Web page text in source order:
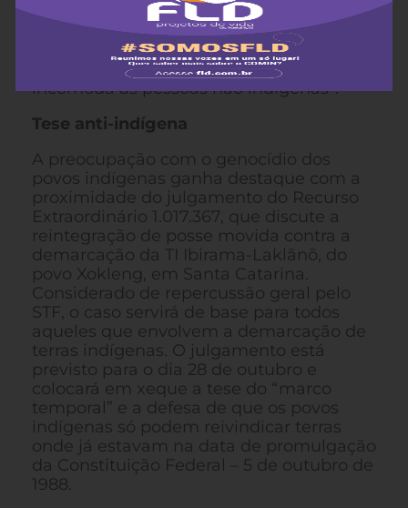
existir a partir de uma dinâmica própria
e, por isso, a territorialidade é um lugar
de ser: “É na terra que os indígenas
constituem sua forma de ser e isso
incomoda as pessoas não indígenas”.
Tese anti-indígena
A preocupação com o genocídio dos
povos indígenas ganha destaque com a
proximidade do julgamento do Recurso
Extraordinário 1.017.367, que discute a
reintegração de posse movida contra a
demarcação da TI Ibirama-Laklãnõ, do
povo Xokleng, em Santa Catarina.
Considerado de repercussão geral pelo
STF, o caso servirá de base para todos
aqueles que envolvem a demarcação de
terras indígenas. O julgamento está
previsto para o dia 28 de outubro e
colocará em xeque a tese do “marco
temporal” e a defesa de que os povos
indígenas só podem reivindicar terras
onde já estavam na data de promulgação
da Constituição Federal – 5 de outubro de
1988.